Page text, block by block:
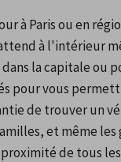
à Paris ou en
à l'intérieur
la capitale ou
pour vous
de trouver un
et même
de tous